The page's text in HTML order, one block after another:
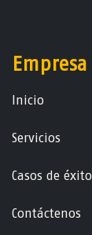
Empresa
Ini​ci​o
Servicios
Casos de éxito
Contáctenos